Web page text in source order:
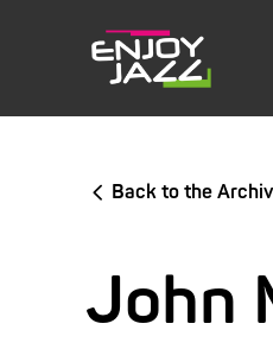
Back to the
John